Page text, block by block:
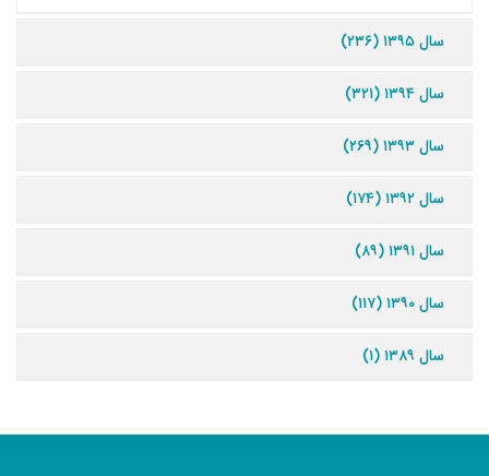
سال ۱۳۹۵ (۲۳۶)
سال ۱۳۹۴ (۳۲۱)
سال ۱۳۹۳ (۲۶۹)
سال ۱۳۹۲ (۱۷۴)
سال ۱۳۹۱ (۸۹)
سال ۱۳۹۰ (۱۱۷)
سال ۱۳۸۹ (۱)